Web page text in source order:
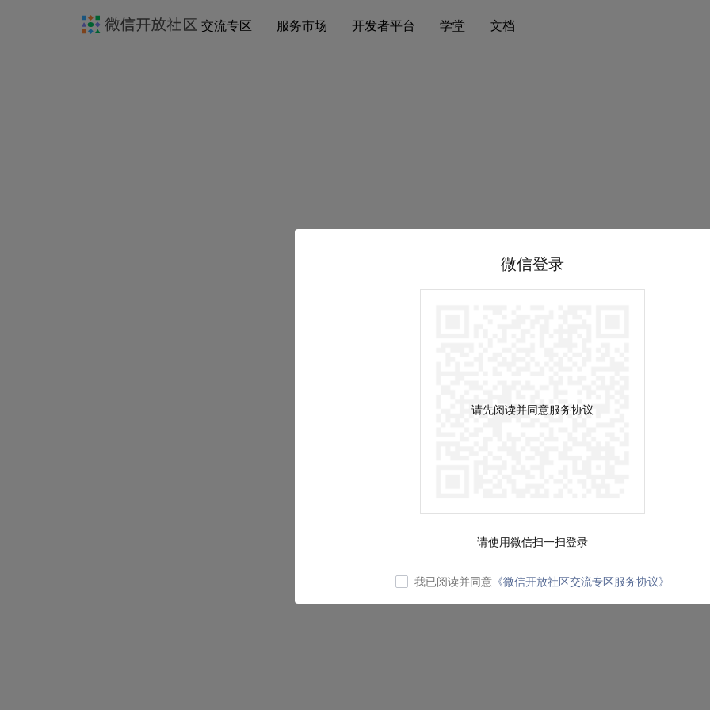
交流专区 服务市场 开发者平台 学堂 文档
微信登录
请先阅读并同意服务协议
请使用微信扫一扫登录
我已阅读并同意 《微信开放社区交流专区服务协议》